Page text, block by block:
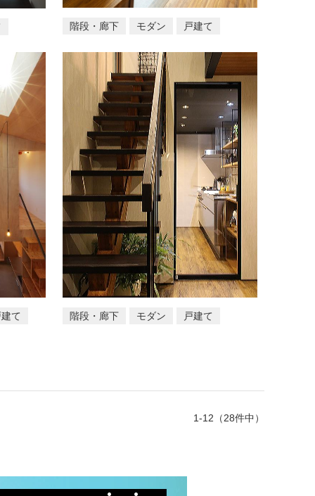
階段・廊下 モダン 戸建て
て 階段・廊下 モダン 戸建て
1-12（28件中）